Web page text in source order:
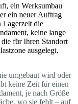
ein Werksumbau
ein neuer Auftrag
Lagerzelt die
keine lange
die für Ihren Standort
ausgelegt.
umgebaut wird oder
keine Zeit für einen
je nach Größe
wo sie fehlt – auf